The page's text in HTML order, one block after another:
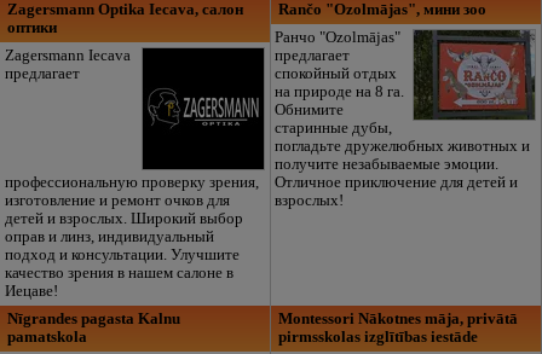
Zagersmann Optika Iecava, салон
оптики
Zagersmann Iecava
предлагает
профессиональную проверку зрения,
изготовление и ремонт очков для
детей и взрослых. Широкий выбор
оправ и линз, индивидуальный
подход и консультации. Улучшите
качество зрения в нашем салоне в
Иецаве!
Rančo "Ozolmājas", мини зоо
Ранчо "Ozolmājas"
предлагает
спокойный отдых
на природе на 8 га.
Обнимите
старинные дубы,
погладьте дружелюбных животных и
получите незабываемые эмоции.
Отличное приключение для детей и
взрослых!
Nīgrandes pagasta Kalnu
pamatskola
Montessori Nākotnes māja, privātā
pirmsskolas izglītības iestāde